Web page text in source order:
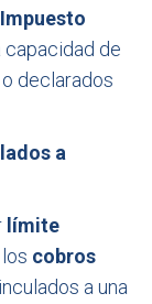
Impuesto
capacidad de
declarados
a
límite
cobros
a una